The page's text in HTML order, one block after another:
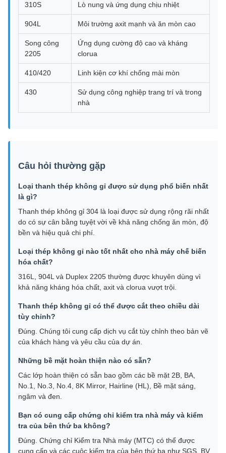
310S Lò nung và ứng dụng chịu nhiệt
904L Môi trường axit mạnh và ăn mòn cao
Song công
2205
Ứng dụng cường độ cao và kháng
clorua
410/420 Linh kiện cơ khí chống mài mòn
430
Sử dụng công nghiệp trang trí và trong
nhà
Câu hỏi thường gặp
Loại thanh thép không gỉ được sử dụng phổ biến nhất
là gì?
Thanh thép không gỉ 304 là loại được sử dụng rộng rãi nhất
do có sự cân bằng tuyệt vời về khả năng chống ăn mòn, độ
bền và hiệu quả chi phí.
Loại thép không gỉ nào tốt nhất cho nhà máy chế biến
hóa chất?
316L, 904L và Duplex 2205 thường được khuyên dùng vì
khả năng kháng hóa chất, axit và clorua vượt trội.
Thanh thép không gỉ có thể được cắt theo chiều dài
tùy chỉnh?
Đúng. Chúng tôi cung cấp dịch vụ cắt tùy chỉnh theo bản vẽ
của khách hàng và yêu cầu của dự án.
Những bề mặt hoàn thiện nào có sẵn?
Các lớp hoàn thiện có sẵn bao gồm các bề mặt 2B, BA,
No.1, No.3, No.4, 8K Mirror, Hairline (HL), Bề mặt sáng,
ngâm và đen.
Bạn có cung cấp chứng chỉ kiểm tra nhà máy và kiểm
tra của bên thứ ba không?
Đúng. Chứng chỉ Kiểm tra Nhà máy (MTC) có thể được
cung cấp và các cuộc kiểm tra của bên thứ ba như SGS, BV